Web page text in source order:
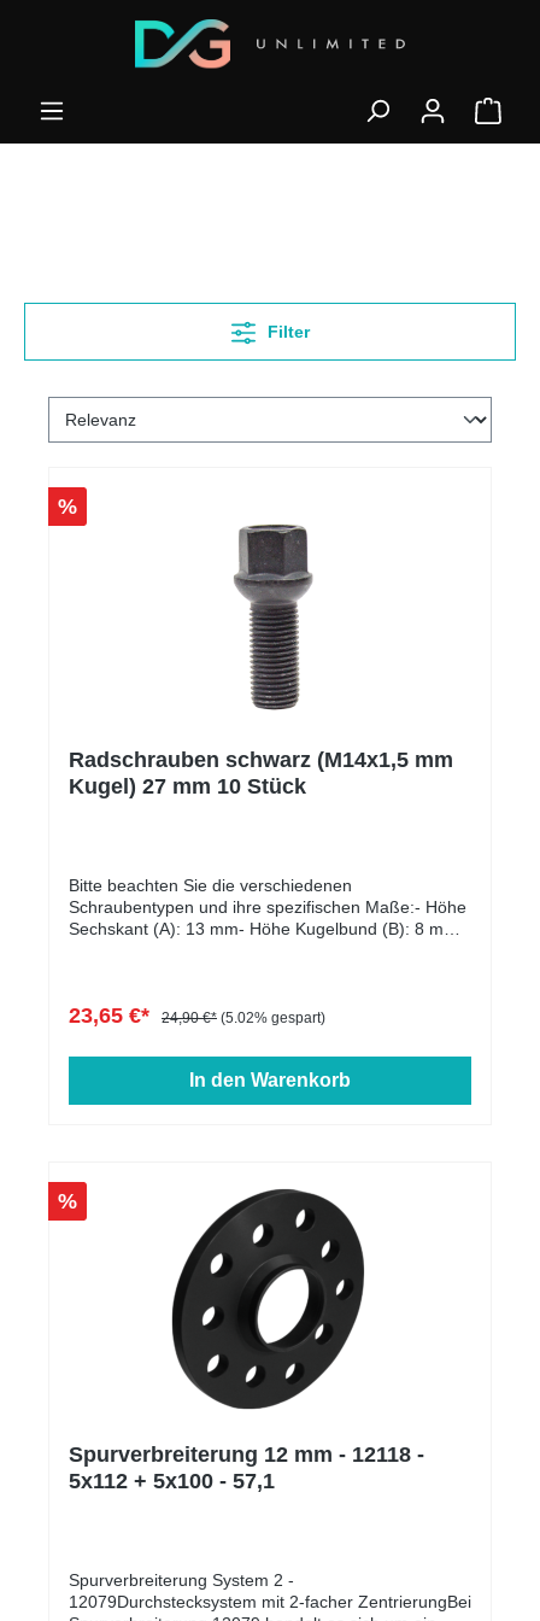
Filter
%
Radschrauben schwarz (M14x1,5 mm
Kugel) 27 mm 10 Stück
Bitte beachten Sie die verschiedenen
Schraubentypen und ihre spezifischen Maße:- Höhe
Sechskant (A): 13 mm- Höhe Kugelbund (B): 8 mm-
23,65 €* 24,90 €* (5.02% gespart)
In den Warenkorb
%
Spurverbreiterung 12 mm - 12118 -
5x112 + 5x100 - 57,1
Spurverbreiterung System 2 -
12079Durchstecksystem mit 2-facher ZentrierungBei